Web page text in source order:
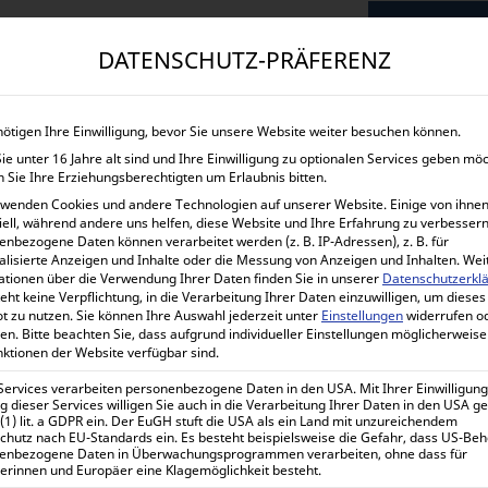
START UNTERNEHMEN SHOP LEISTUNGEN
gilt als zuverlässig und preisgünstig. Der Bleiakku
Er stellt mit seinen vielen Optimierungen für
Austauschintervalle
DATENSCHUTZ-PRÄFERENZ
Ihre Einwilligung, bevor Sie unsere Website weiter besuchen können.
unter 16 Jahre alt sind und Ihre Einwilligung zu optionalen Services geben
Sie Ihre Erziehungsberechtigten um Erlaubnis bitten.
Cookies und andere Technologien auf unserer Website. Einige von
während andere uns helfen, diese Website und Ihre Erfahrung zu
Daten können verarbeitet werden (z. B. IP-Adressen), z. B. für
Anzeigen und Inhalte oder die Messung von Anzeigen und Inhalten.
über die Verwendung Ihrer Daten finden Sie in unserer
keine Verpflichtung, in die Verarbeitung Ihrer Daten einzuwilligen, um dieses
zu nutzen.Sie können Ihre Auswahl jederzeit unter Einstellungenwiderrufen
Bitte beachten Sie, dass aufgrund individueller Einstellungen
der Website verfügbar sind.
verarbeiten personenbezogene Daten in den USA. Mit Ihrer
dieser Services willigen Sie auch in die Verarbeitung Ihrer Daten in den USA
lit. a GDPR ein. Der EuGH stuft die USA als ein Land mit unzureichendem
nach EU-Standards ein. Es besteht beispielsweise die Gefahr, dass US-
Daten in Überwachungsprogrammen verarbeiten, ohne dass für
und Europäer eine Klagemöglichkeit besteht.